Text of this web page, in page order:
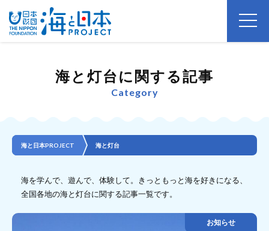
海と灯台に関する記事
Category
海と日本PROJECT 海と灯台
海を学んで、遊んで、体験して。きっともっと海を好きになる、
全国各地の海と灯台に関する記事一覧です。
お知らせ